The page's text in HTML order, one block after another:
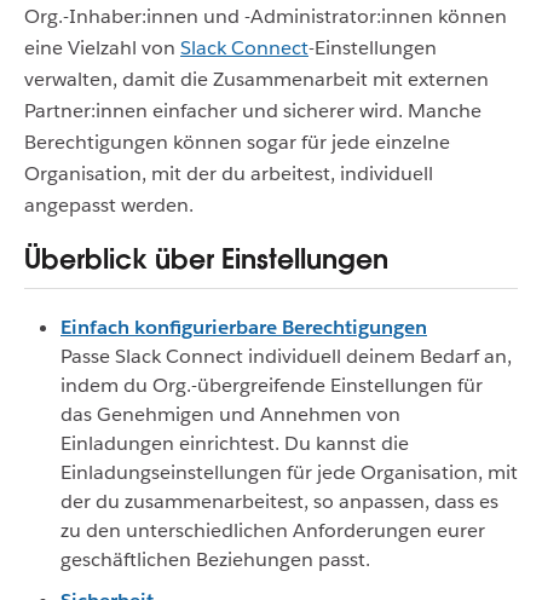
Org.-Inhaber:innen und -Administrator:innen können
eine Vielzahl von Slack Connect-Einstellungen
verwalten, damit die Zusammenarbeit mit externen
Partner:innen einfacher und sicherer wird. Manche
Berechtigungen können sogar für jede einzelne
Organisation, mit der du arbeitest, individuell
angepasst werden.
Überblick über Einstellungen
Einfach konfigurierbare Berechtigungen
Passe Slack Connect individuell deinem Bedarf an,
indem du Org.-übergreifende Einstellungen für
das Genehmigen und Annehmen von
Einladungen einrichtest. Du kannst die
Einladungseinstellungen für jede Organisation, mit
der du zusammenarbeitest, so anpassen, dass es
zu den unterschiedlichen Anforderungen eurer
geschäftlichen Beziehungen passt.